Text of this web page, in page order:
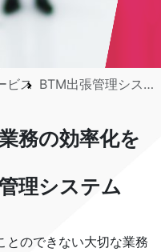
ビス BTM出張管理システム
務の効率化を
理システム
とのできない大切な業務